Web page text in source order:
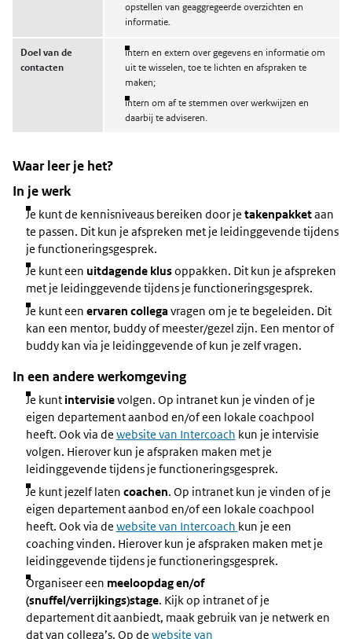
opstellen van geaggregeerde overzichten en
informatie.
Doel van de
contacten
intern en extern over gegevens en informatie om
uit te wisselen, toe te lichten en afspraken te
maken;
intern om af te stemmen over werkwijzen en
daarbij te adviseren.
Waar leer je het?
In je werk
Je kunt de kennisniveaus bereiken door je takenpakketaan
te passen. Dit kun je afspreken met je leidinggevende tijdens
je functioneringsgesprek.
Je kunt een uitdagende klusoppakken. Dit kun je afspreken
met je leidinggevende tijdens je functioneringsgesprek.
Je kunt een ervaren collegavragen om je te begeleiden. Dit
kan een mentor, buddy of meester/gezel zijn. Een mentor of
buddy kan via je leidinggevende of kun je zelf vragen.
In een andere werkomgeving
Je kunt intervisievolgen. Op intranet kun je vinden of je
eigen departement aanbod en/of een lokale coachpool
heeft. Ook via de website van Intercoach kun je intervisie
volgen. Hierover kun je afspraken maken met je
leidinggevende tijdens je functioneringsgesprek.
Je kunt jezelf laten coachen. Op intranet kun je vinden of je
eigen departement aanbod en/of een lokale coachpool
heeft. Ook via de website van Intercoach kun je een
coaching vinden. Hierover kun je afspraken maken met je
leidinggevende tijdens je functioneringsgesprek.
Organiseer een meeloopdag en/of
(snuffel/verrijkings)stage. Kijk op intranet of je
departement dit aanbiedt, maak gebruik van je netwerk en
dat van collega’s. Op de website van